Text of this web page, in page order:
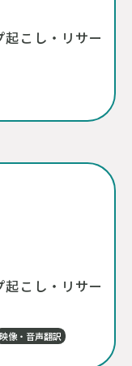
こし・リサー
こし・リサー
映像・音声翻訳